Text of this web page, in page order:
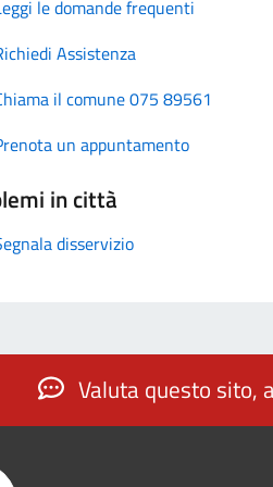
le domande frequenti
Assistenza
il comune 075 89561
un appuntamento
in città
disservizio
Valuta questo sito,